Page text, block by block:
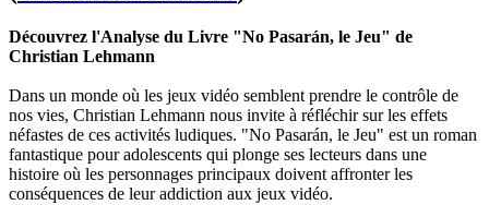
Découvrez l'Analyse du Livre "No Pasarán, le Jeu" de
Christian Lehmann
Dans un monde où les jeux vidéo semblent prendre le contrôle de
nos vies, Christian Lehmann nous invite à réfléchir sur les effets
néfastes de ces activités ludiques. "No Pasarán, le Jeu" est un roman
fantastique pour adolescents qui plonge ses lecteurs dans une
histoire où les personnages principaux doivent affronter les
conséquences de leur addiction aux jeux vidéo.